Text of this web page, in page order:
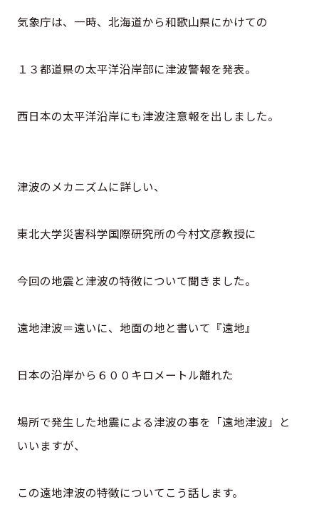
気象庁は、一時、北海道から和歌山県にかけての
１３都道県の太平洋沿岸部に津波警報を発表。
西日本の太平洋沿岸にも津波注意報を出しました。
津波のメカニズムに詳しい、
東北大学災害科学国際研究所の今村文彦教授に
今回の地震と津波の特徴について聞きました。
遠地津波＝遠いに、地面の地と書いて『遠地』
日本の沿岸から６００キロメートル離れた
場所で発生した地震による津波の事を「遠地津波」と
いいますが、
この遠地津波の特徴についてこう話します。